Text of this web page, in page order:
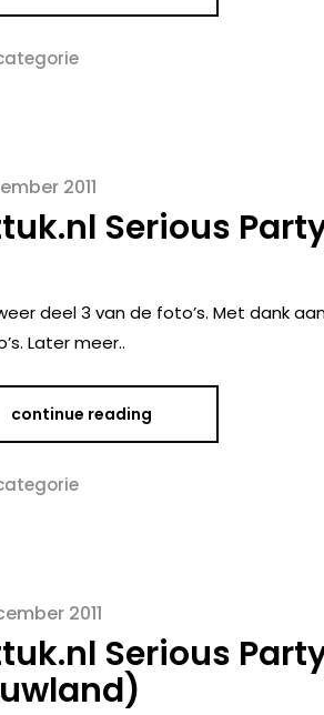
2011
Serious
deel 3 van de foto’s. Met dank
Later meer..
continue reading
2011
Serious